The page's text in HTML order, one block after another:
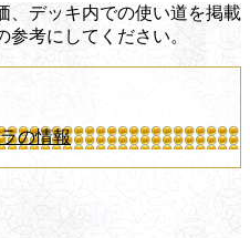
、デッキ内での使い道を掲載
参考にしてください。
の情報